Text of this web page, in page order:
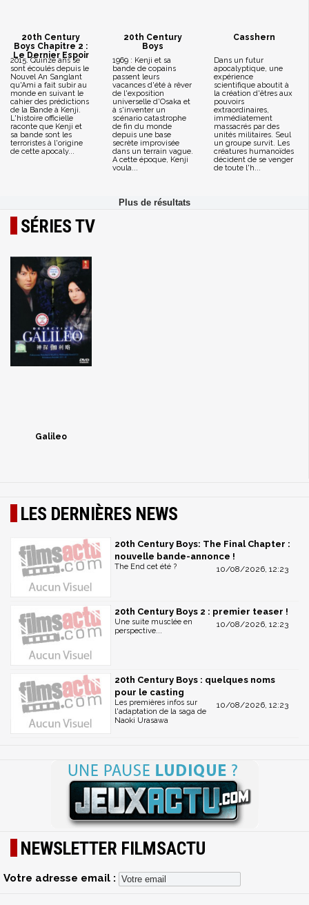
20th Century
Boys Chapitre 2 :
Le Dernier Espoir
2015. Quinze ans se
sont écoulés depuis le
Nouvel An Sanglant
qu'Ami a fait subir au
monde en suivant le
cahier des prédictions
de la Bande à Kenji.
L'histoire officielle
raconte que Kenji et
sa bande sont les
terroristes à l'origine
de cette apocaly...
20th Century
Boys
1969 : Kenji et sa
bande de copains
passent leurs
vacances d'été à rêver
de l'exposition
universelle d'Osaka et
à s'inventer un
scénario catastrophe
de fin du monde
depuis une base
secrète improvisée
dans un terrain vague.
A cette époque, Kenji
voula...
Casshern
Dans un futur
apocalyptique, une
expérience
scientifique aboutit à
la création d'êtres aux
pouvoirs
extraordinaires,
immédiatement
massacrés par des
unités militaires. Seul
un groupe survit. Les
créatures humanoïdes
décident de se venger
de toute l'h...
SÉRIES TV
Galileo
LES DERNIÈRES NEWS
20th Century Boys: The Final Chapter :
nouvelle bande-annonce !
10/08/2026, 12:23
The End cet été ?
20th Century Boys 2 : premier teaser !
10/08/2026, 12:23
Une suite musclée en
perspective...
20th Century Boys : quelques noms
pour le casting
10/08/2026, 12:23
Les premières infos sur
l'adaptation de la saga de
Naoki Urasawa
NEWSLETTER FILMSACTU
Votre adresse email :